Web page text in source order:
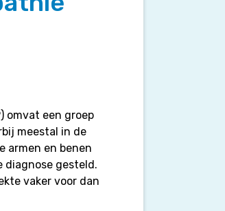
omvat een groep
meestal in de
armen en benen
diagnose gesteld.
vaker voor dan